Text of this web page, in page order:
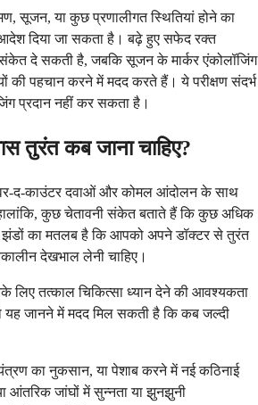
सूजन, या कुछ प्रणालीगत स्थितियां होने का
आदेश दिया जा सकता है। बढ़े हुए सफेद रक्त
दे सकती है, जबकि सूजन के मार्कर एंकोलॉजिंग
की पहचान करने में मदद करते हैं। ये परीक्षण संदर्भ
प्रदान नहीं कर सकता है।
तुरंत कब जाना चाहिए?
द-काउंटर दवाओं और कोमल आंदोलन के साथ
कुछ चेतावनी संकेत बताते हैं कि कुछ अधिक
झंडों का मतलब है कि आपको अपने डॉक्टर से तुरंत
देखभाल लेनी चाहिए।
लिए तत्काल चिकित्सा ध्यान देने की आवश्यकता
जानने में मदद मिल सकती है कि कब जल्दी
का नुकसान, या पेशाब करने में नई कठिनाई
आंतरिक जांघों में सुन्नता या झुनझुनी